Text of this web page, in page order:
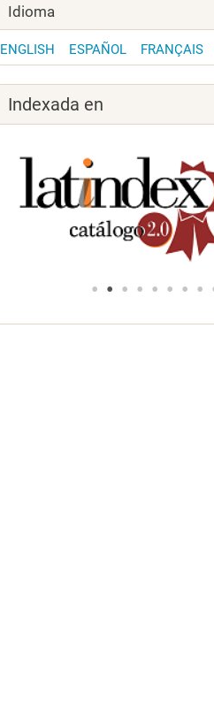
Idioma
ENGLISH ESPAÑOL FRANÇAIS
Indexada en